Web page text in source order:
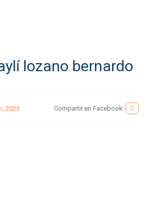
lozano bernardo
2023 Compartir en Facebook: